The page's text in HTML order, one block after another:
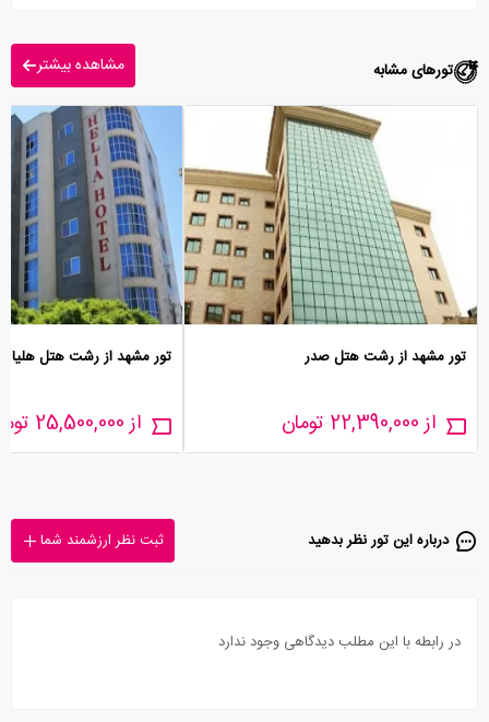
تورهای مشابه مشاهده بیشتر
تور مشهد از رشت هتل صدر
از 22,390,000 تومان
تور مشهد از رشت هتل هلیا
از 25,500,000 تومان
درباره این تور‌ نظر بدهید ثبت نظر ارزشمند شما
در رابطه با این مطلب دیدگاهی وجود ندارد